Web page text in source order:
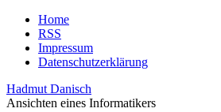
Home
RSS
Impressum
Datenschutzerklärung
Hadmut Danisch
Ansichten eines Informatikers